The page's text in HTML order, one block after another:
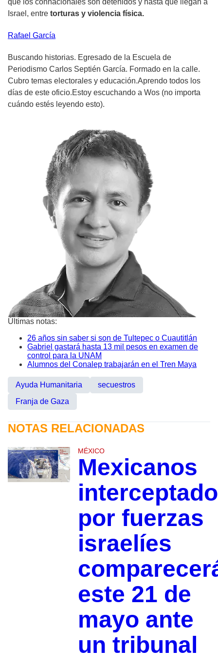
que los connacionales son detenidos y hasta que llegan a
Israel, entre torturas y violencia física.
Rafael García
Buscando historias. Egresado de la Escuela de
Periodismo Carlos Septién García. Formado en la calle.
Cubro temas electorales y educación.Aprendo todos los
días de este oficio.Estoy escuchando a Wos (no importa
cuándo estés leyendo esto).
Últimas notas:
26 años sin saber si son de Tultepec o Cuautitlán
Gabriel gastará hasta 13 mil pesos en examen de
control para la UNAM
Alumnos del Conalep trabajarán en el Tren Maya
Ayuda Humanitaria
secuestros
Franja de Gaza
NOTAS RELACIONADAS
MÉXICO
Mexicanos
por fuerzas
israelíes
este 21 de
mayo ante
un tribunal